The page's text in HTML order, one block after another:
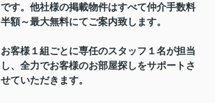
です。他社様の掲載物件はすべて仲介手数料
半額～最大無料にてご案内致します。
お客様１組ごとに専任のスタッフ１名が担当
し、全力でお客様のお部屋探しをサポートさ
せていただきます。